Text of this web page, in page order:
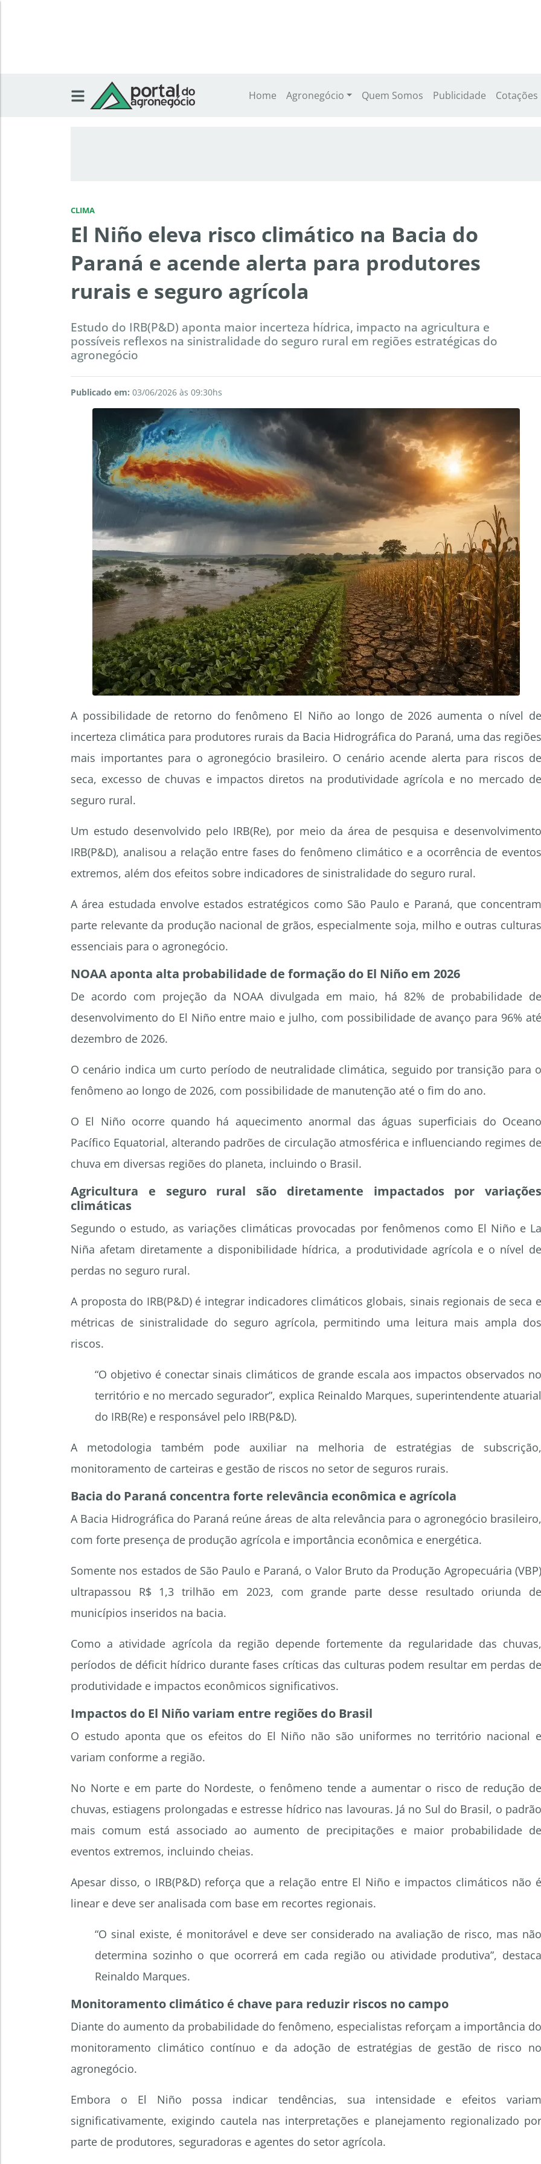
Home Agronegócio Quem Somos Publicidade Cotações
CLIMA
El Niño eleva risco climático na Bacia do
Paraná e acende alerta para produtores
rurais e seguro agrícola
Estudo do IRB(P&D) aponta maior incerteza hídrica, impacto na agricultura e
possíveis reflexos na sinistralidade do seguro rural em regiões estratégicas do
agronegócio
Publicado em: 03/06/2026 às 09:30hs
A possibilidade de retorno do fenômeno El Niño ao longo de 2026 aumenta o nível de
incerteza climática para produtores rurais da Bacia Hidrográfica do Paraná, uma das regiões
mais importantes para o agronegócio brasileiro. O cenário acende alerta para riscos de
seca, excesso de chuvas e impactos diretos na produtividade agrícola e no mercado de
seguro rural.
Um estudo desenvolvido pelo IRB(Re), por meio da área de pesquisa e desenvolvimento
IRB(P&D), analisou a relação entre fases do fenômeno climático e a ocorrência de eventos
extremos, além dos efeitos sobre indicadores de sinistralidade do seguro rural.
A área estudada envolve estados estratégicos como São Paulo e Paraná, que concentram
parte relevante da produção nacional de grãos, especialmente soja, milho e outras culturas
essenciais para o agronegócio.
NOAA aponta alta probabilidade de formação do El Niño em 2026
De acordo com projeção da NOAA divulgada em maio, há 82% de probabilidade de
desenvolvimento do El Niño entre maio e julho, com possibilidade de avanço para 96% até
dezembro de 2026.
O cenário indica um curto período de neutralidade climática, seguido por transição para o
fenômeno ao longo de 2026, com possibilidade de manutenção até o fim do ano.
O El Niño ocorre quando há aquecimento anormal das águas superficiais do Oceano
Pacífico Equatorial, alterando padrões de circulação atmosférica e influenciando regimes de
chuva em diversas regiões do planeta, incluindo o Brasil.
Agricultura e seguro rural são diretamente impactados por variações
climáticas
Segundo o estudo, as variações climáticas provocadas por fenômenos como El Niño e La
Niña afetam diretamente a disponibilidade hídrica, a produtividade agrícola e o nível de
perdas no seguro rural.
A proposta do IRB(P&D) é integrar indicadores climáticos globais, sinais regionais de seca e
métricas de sinistralidade do seguro agrícola, permitindo uma leitura mais ampla dos
riscos.
“O objetivo é conectar sinais climáticos de grande escala aos impactos observados no
território e no mercado segurador”, explica Reinaldo Marques, superintendente atuarial
do IRB(Re) e responsável pelo IRB(P&D).
A metodologia também pode auxiliar na melhoria de estratégias de subscrição,
monitoramento de carteiras e gestão de riscos no setor de seguros rurais.
Bacia do Paraná concentra forte relevância econômica e agrícola
A Bacia Hidrográfica do Paraná reúne áreas de alta relevância para o agronegócio brasileiro,
com forte presença de produção agrícola e importância econômica e energética.
Somente nos estados de São Paulo e Paraná, o Valor Bruto da Produção Agropecuária (VBP)
ultrapassou R$ 1,3 trilhão em 2023, com grande parte desse resultado oriunda de
municípios inseridos na bacia.
Como a atividade agrícola da região depende fortemente da regularidade das chuvas,
períodos de déficit hídrico durante fases críticas das culturas podem resultar em perdas de
produtividade e impactos econômicos significativos.
Impactos do El Niño variam entre regiões do Brasil
O estudo aponta que os efeitos do El Niño não são uniformes no território nacional e
variam conforme a região.
No Norte e em parte do Nordeste, o fenômeno tende a aumentar o risco de redução de
chuvas, estiagens prolongadas e estresse hídrico nas lavouras. Já no Sul do Brasil, o padrão
mais comum está associado ao aumento de precipitações e maior probabilidade de
eventos extremos, incluindo cheias.
Apesar disso, o IRB(P&D) reforça que a relação entre El Niño e impactos climáticos não é
linear e deve ser analisada com base em recortes regionais.
“O sinal existe, é monitorável e deve ser considerado na avaliação de risco, mas não
determina sozinho o que ocorrerá em cada região ou atividade produtiva”, destaca
Reinaldo Marques.
Monitoramento climático é chave para reduzir riscos no campo
Diante do aumento da probabilidade do fenômeno, especialistas reforçam a importância do
monitoramento climático contínuo e da adoção de estratégias de gestão de risco no
agronegócio.
Embora o El Niño possa indicar tendências, sua intensidade e efeitos variam
significativamente, exigindo cautela nas interpretações e planejamento regionalizado por
parte de produtores, seguradoras e agentes do setor agrícola.